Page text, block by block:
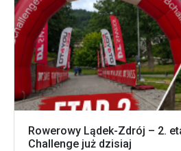
Rowerowy Lądek-Zdrój – 2.
Challenge już dzisiaj